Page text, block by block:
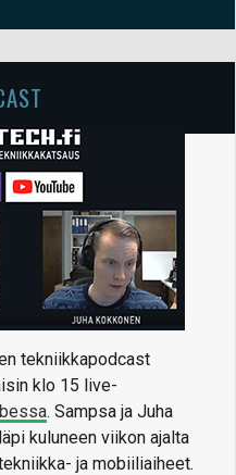
tekniikkapodcast
klo 15 live-
. Sampsa ja Juha
kuluneen viikon ajalta
ja mobiiliaiheet.